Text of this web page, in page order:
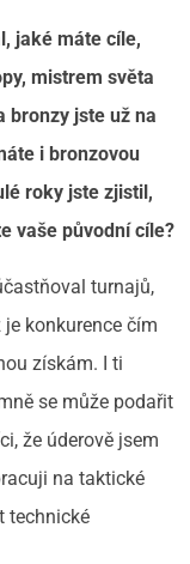
jaké máte cíle,
mistrem světa
bronzy jste už na
i bronzovou
roky jste zjistil,
vaše původní cíle?
turnajů,
konkurence čím
získám. I ti
se může podařit
že úderově jsem
na taktické
technické